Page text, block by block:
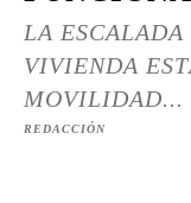
LA
VIVIENDA
MOVILIDAD...
REDACCIÓN